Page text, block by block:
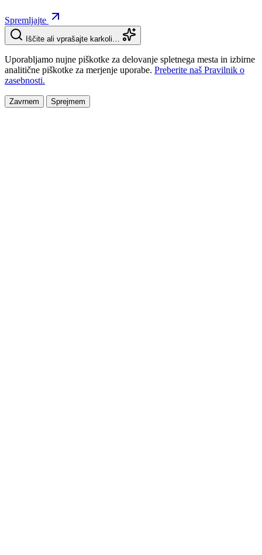
Spremljajte
Iščite ali vprašajte karkoli…
Uporabljamo nujne piškotke za delovanje spletnega mesta in izbirne
analitične piškotke za merjenje uporabe. Preberite naš Pravilnik o
zasebnosti.
Zavrnem Sprejmem